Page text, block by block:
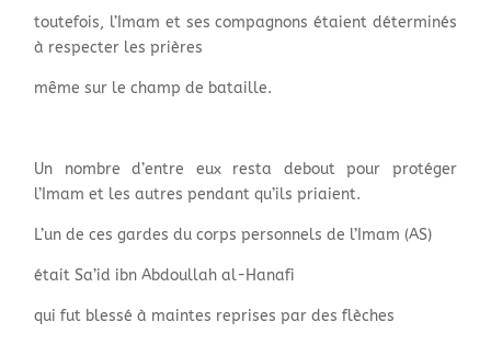
toutefois, l’Imam et ses compagnons étaient déterminés
à respecter les prières
même sur le champ de bataille.
Un nombre d’entre eux resta debout pour protéger
l’Imam et les autres pendant qu’ils priaient.
L’un de ces gardes du corps personnels de l’Imam (AS)
était Sa’id ibn Abdoullah al-Hanafi
qui fut blessé à maintes reprises par des flèches